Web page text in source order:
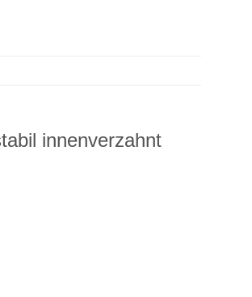
innenverzahnt